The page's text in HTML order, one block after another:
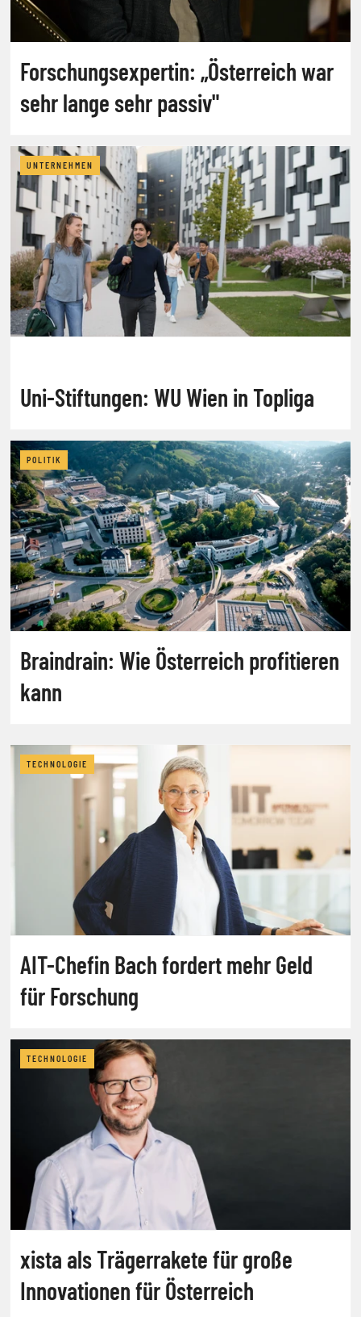
Forschungsexpertin: „Österreich war
sehr lange sehr passiv"
UNTERNEHMEN
Uni-Stiftungen: WU Wien in Topliga
POLITIK
Braindrain: Wie Österreich profitieren
kann
TECHNOLOGIE
AIT-Chefin Bach fordert mehr Geld
für Forschung
TECHNOLOGIE
xista als Trägerrakete für große
Innovationen für Österreich